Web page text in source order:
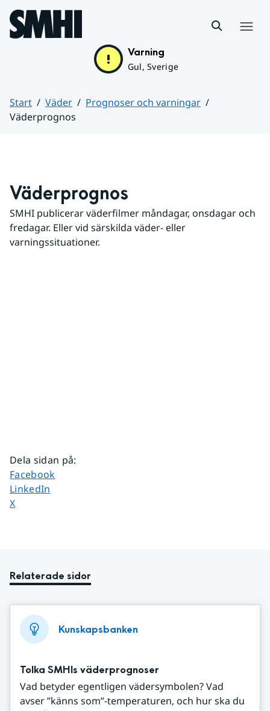
Hoppa till sidans innehåll
Varning
Gul, Sverige
Start Väder
Prognoser och varningar
Väderprognos
Väderprognos
SMHI publicerar väderfilmer måndagar, onsdagar och
fredagar. Eller vid särskilda väder- eller
varningssituationer.
Dela sidan på:
Dela sidan på
Facebook
Dela sidan på
LinkedIn
Dela sidan på
X
Relaterade sidor
Kunskapsbanken
Tolka SMHIs väderprognoser
Vad betyder egentligen vädersymbolen? Vad
avser ”känns som”-temperaturen, och hur ska du